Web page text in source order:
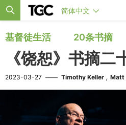
简体中文
基督徒生活 20条书摘
《饶恕》书摘二
2023-03-27 —— Timothy Keller , Matt